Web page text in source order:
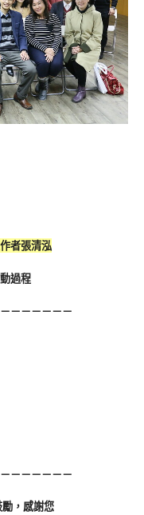
者張清泓
過程
－－－－－－
－－－－－－
，感謝您